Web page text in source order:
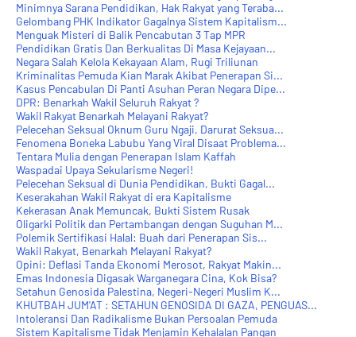
Minimnya Sarana Pendidikan, Hak Rakyat yang Teraba...
Gelombang PHK Indikator Gagalnya Sistem Kapitalism...
Menguak Misteri di Balik Pencabutan 3 Tap MPR
Pendidikan Gratis Dan Berkualitas Di Masa Kejayaan...
Negara Salah Kelola Kekayaan Alam, Rugi Triliunan
Kriminalitas Pemuda Kian Marak Akibat Penerapan Si...
Kasus Pencabulan Di Panti Asuhan Peran Negara Dipe...
DPR: Benarkah Wakil Seluruh Rakyat ?
Wakil Rakyat Benarkah Melayani Rakyat?
Pelecehan Seksual Oknum Guru Ngaji, Darurat Seksua...
Fenomena Boneka Labubu Yang Viral Disaat Problema...
Tentara Mulia dengan Penerapan Islam Kaffah
Waspadai Upaya Sekularisme Negeri!
Pelecehan Seksual di Dunia Pendidikan, Bukti Gagal...
Keserakahan Wakil Rakyat di era Kapitalisme
Kekerasan Anak Memuncak, Bukti Sistem Rusak
Oligarki Politik dan Pertambangan dengan Suguhan M...
Polemik Sertifikasi Halal: Buah dari Penerapan Sis...
Wakil Rakyat, Benarkah Melayani Rakyat?
Opini: Deflasi Tanda Ekonomi Merosot, Rakyat Makin...
Emas Indonesia Digasak Warganegara Cina, Kok Bisa?
Setahun Genosida Palestina, Negeri-Negeri Muslim K...
KHUTBAH JUM'AT : SETAHUN GENOSIDA DI GAZA, PENGUAS...
Intoleransi Dan Radikalisme Bukan Persoalan Pemuda
Sistem Kapitalisme Tidak Menjamin Kehalalan Pangan